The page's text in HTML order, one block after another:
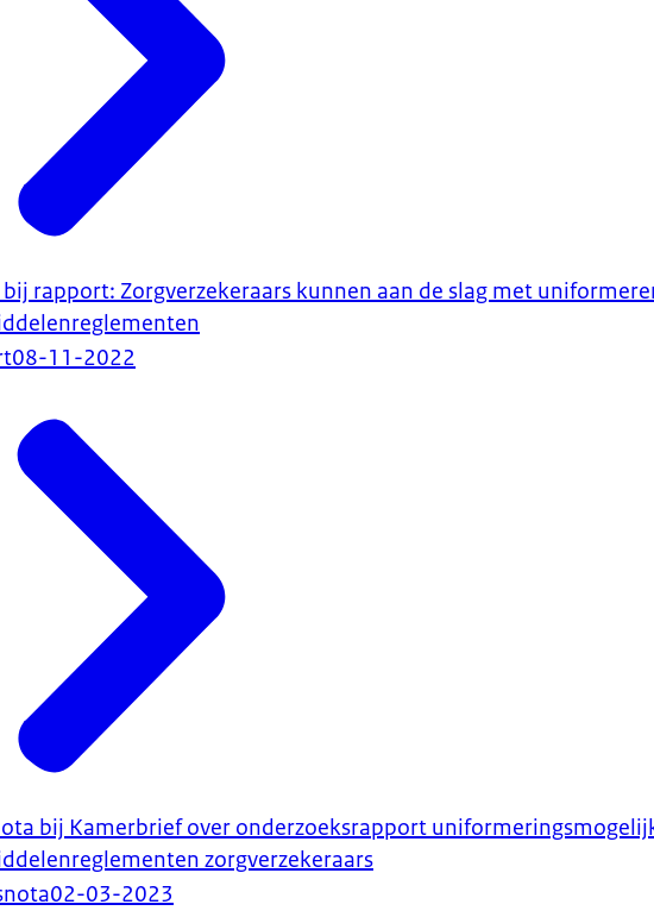
bij rapport: Zorgverzekeraars kunnen aan de slag met
08-11-2022
bij Kamerbrief over onderzoeksrapport
zorgverzekeraars
02-03-2023